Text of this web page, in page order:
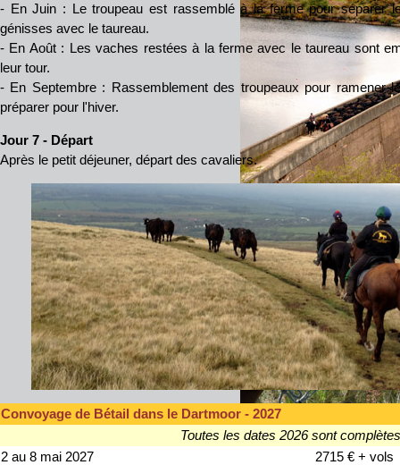
- En Juin : Le troupeau est rassemblé à la ferme pour séparer
génisses avec le taureau.
- En Août : Les vaches restées à la ferme avec le taureau sont
leur tour.
- En Septembre : Rassemblement des troupeaux pour ramener
préparer pour l'hiver.
Jour 7 - Départ
Après le petit déjeuner, départ des cavaliers.
Convoyage de Bétail dans le Dartmoor - 2027
Toutes les dates 2026 sont complètes
2 au 8 mai 2027
2715 € + vols